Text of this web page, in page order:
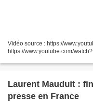
Vidéo source : https://
https://www.youtube.com/
Laurent Mauduit :
presse en France